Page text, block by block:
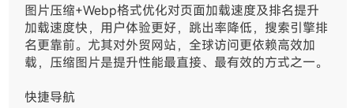
图片压缩+Webp格式优化对页面加载速度及排名提升
加载速度快，用户体验更好，跳出率降低，搜索引擎排
名更靠前。尤其对外贸网站，全球访问更依赖高效加
载，压缩图片是提升性能最直接、最有效的方式之一。
快捷导航